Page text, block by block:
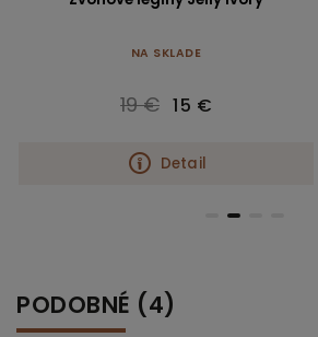
NA SKLADE
19 € 15 €
Detail
PODOBNÉ (4)